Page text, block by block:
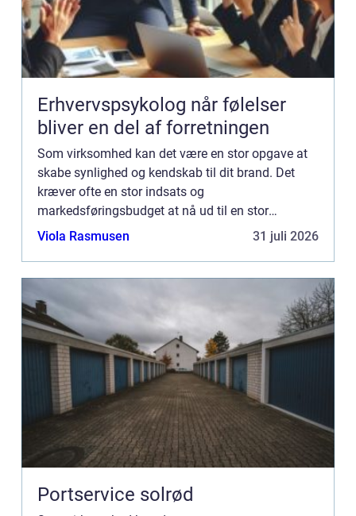
Erhvervspsykolog når følelser
bliver en del af forretningen
Som virksomhed kan det være en stor opgave at
skabe synlighed og kendskab til dit brand. Det
kræver ofte en stor indsats og
markedsføringsbudget at nå ud til en stor
målgruppe. Men med en simpel og effektiv løsni...
Viola Rasmusen 31 juli 2026
Portservice solrød